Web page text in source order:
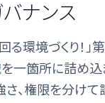
ナンス
る環境づくり！」
一箇所に詰め込
さ、権限を分け